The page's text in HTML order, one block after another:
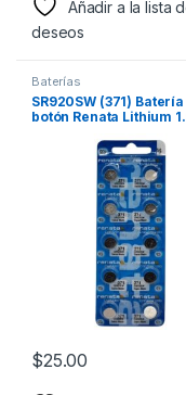
Añadir a la lista
deseos
Baterías
SR920SW (371)
botón Renata Lithium
electrónicos diversos
$25.00